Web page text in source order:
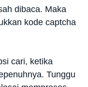
dibaca. Maka
kode captcha
cari, ketika
Tunggu